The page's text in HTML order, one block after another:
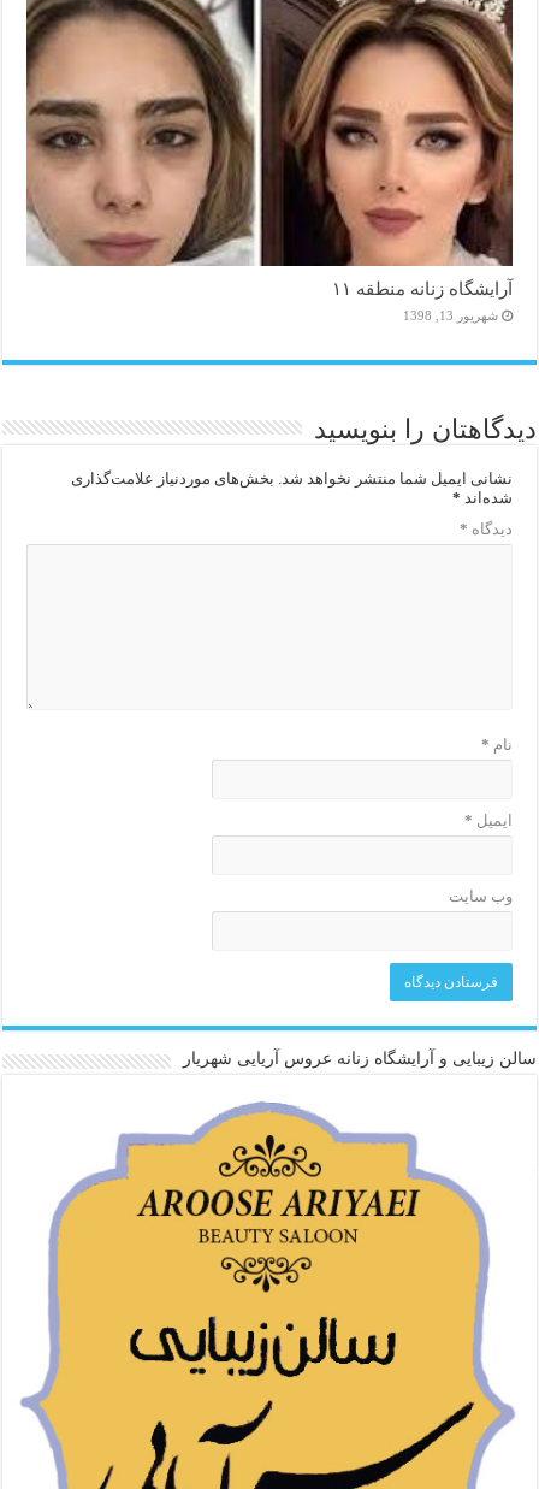
آرایشگاه زنانه منطقه ۱۱
شهریور 13, 1398
دیدگاهتان را بنویسید
نشانی ایمیل شما منتشر نخواهد شد. بخش‌های موردنیاز علامت‌گذاری
شده‌اند *
دیدگاه *
نام *
ایمیل *
وب‌ سایت
سالن زیبایی و آرایشگاه زنانه عروس آریایی شهریار